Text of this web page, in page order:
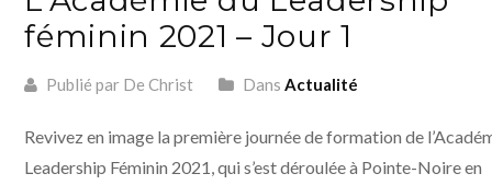
féminin 2021 – Jour 1
Publié par De Christ DansActualité
Revivez en image la première journée de formation de
Leadership Féminin 2021, qui s’est déroulée à Pointe-Noire en